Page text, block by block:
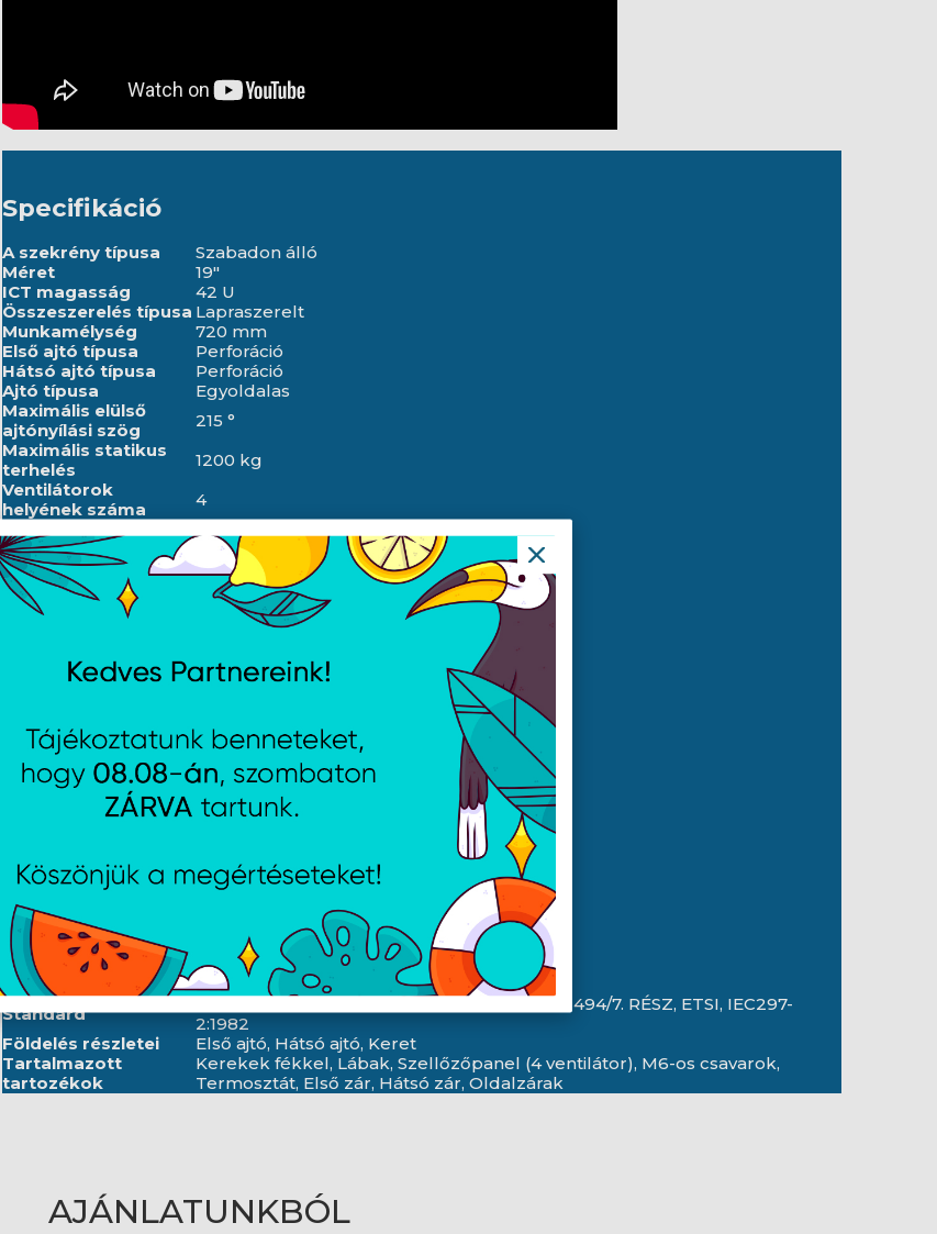
Specifikáció
A szekrény típusa
Szabadon álló
Méret
19"
ICT magasság
42 U
Összeszerelés típusa Lapraszerelt
Munkamélység
720 mm
Első ajtó típusa
Perforáció
Hátsó ajtó típusa
Perforáció
Ajtó típusa
Egyoldalas
Maximális elülső
ajtónyílási szög
215 °
Maximális statikus
terhelés
1200 kg
Ventilátorok
helyének száma
4
száma
4
Termosztát
Igen
LCD panel
Igen
Szín
Fekete
RAL9004
minősítés
IP20
Első ajtó vastagsága
1.2 mm
vastagsága
Felső és alsó panel
vastagsága
Oldalpanel
1.2 mm
Vázvastagság
1.5 mm
Egyéb elemek
lemezvastagság
1.5 mm
Mélység
Szélesség
600 mm
Magasság
2127.5 mm
Súly
93 kg
Standard
ANSI/EIA RS-310-D, DIN 41491/1. RÉSZ, DIN 41494/7. RÉSZ, ETSI, IEC297-
2:1982
Földelés részletei
Első ajtó, Hátsó ajtó, Keret
Tartalmazott
tartozékok
Kerekek fékkel, Lábak, Szellőzőpanel (4 ventilátor), M6-os csavarok,
Termosztát, Első zár, Hátsó zár, Oldalzárak
AJÁNLATUNKBÓL